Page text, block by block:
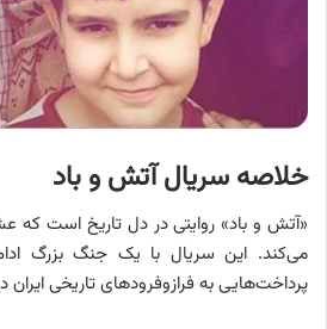
خلاصه سریال آتش و باد
«آتش و باد» روایتی در دل تاریخ است
می‌کند. این سریال با یک جنگ بزرگ
پرداخت‌هایی به فرازوفرودهای تاریخی